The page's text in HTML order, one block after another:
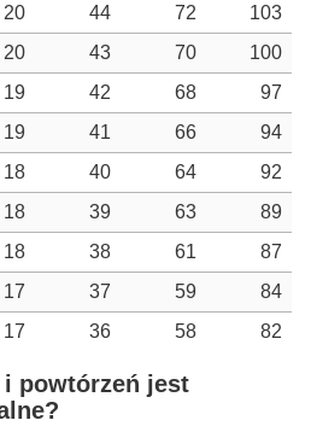
20 44 72
103
20 43 70
100
19 42 68
97
19 41 66
94
18 40 64
92
18 39 63
89
18 38 61
87
17 37 59
84
17 36 58 82
powtórzeń jest